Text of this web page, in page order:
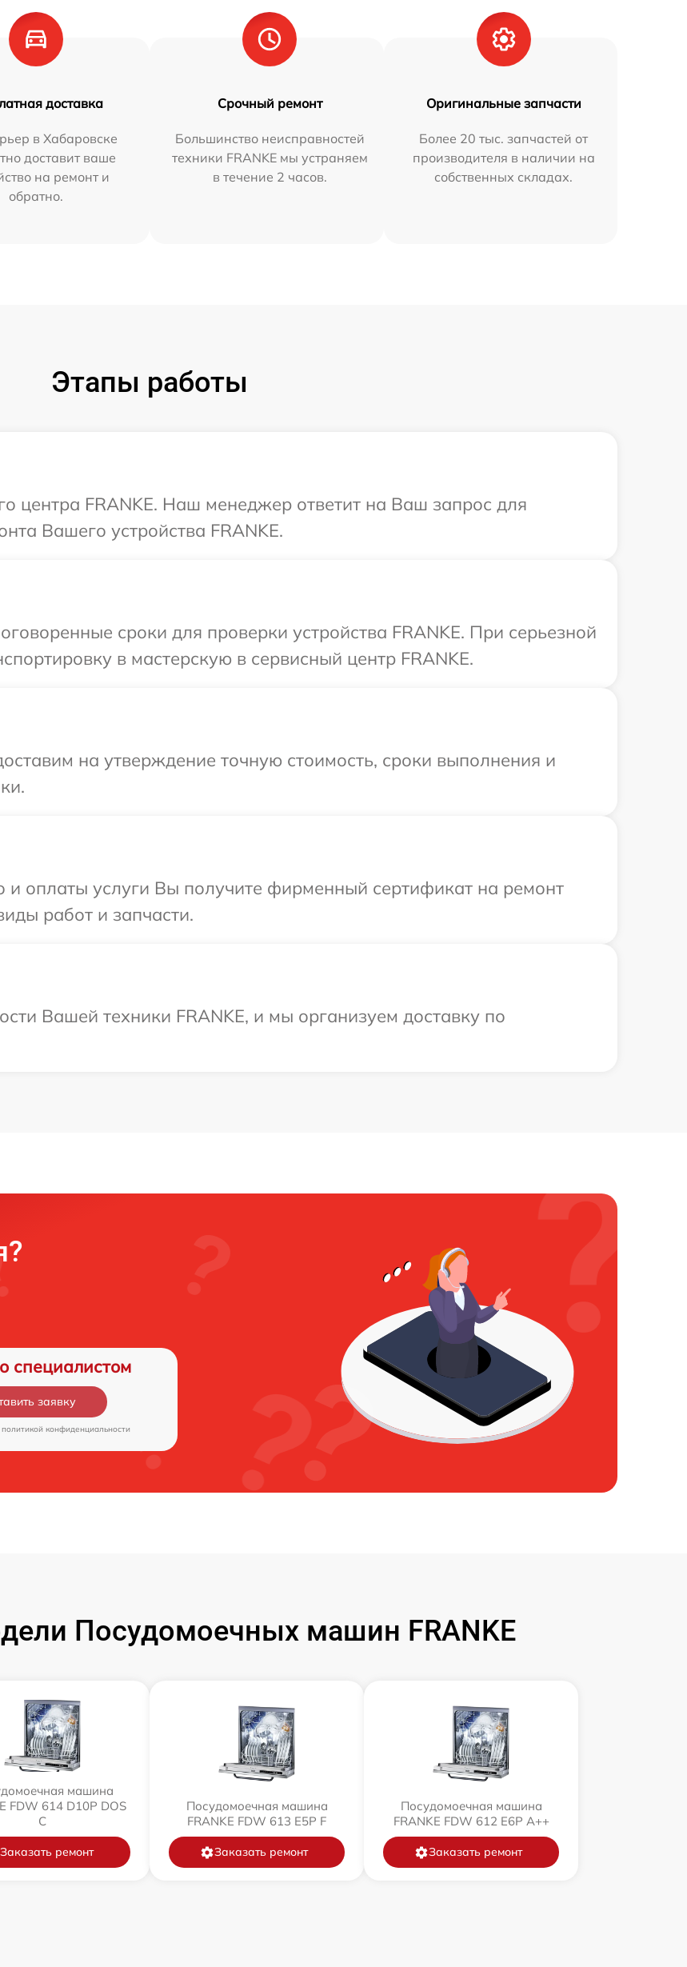
доставка
в Хабаровске
доставит ваше
на ремонт и
обратно.
Срочный ремонт
Большинство неисправностей
техники FRANKE мы устраняем
в течение 2 часов.
Оригинальные запчасти
Более 20 тыс. запчастей от
производителя в наличии на
собственных складах.
Этапы работы
центра FRANKE. Наш менеджер ответит на Ваш запрос для
Вашего устройства FRANKE.
сроки для проверки устройства FRANKE. При серьезной
в мастерскую в сервисный центр FRANKE.
на утверждение точную стоимость, сроки выполнения и
и оплаты услуги Вы получите фирменный сертификат на ремонт
работ и запчасти.
Вашей техники FRANKE, и мы организуем доставку по
специалистом
заявку
политикой конфиденциальности
Посудомоечных машин FRANKE
машина
FDW 614 D10P DOS
C
Заказать ремонт
Посудомоечная машина
FRANKE FDW 613 E5P F
Заказать ремонт
Посудомоечная машина
FRANKE FDW 612 E6P A++
Заказать ремонт